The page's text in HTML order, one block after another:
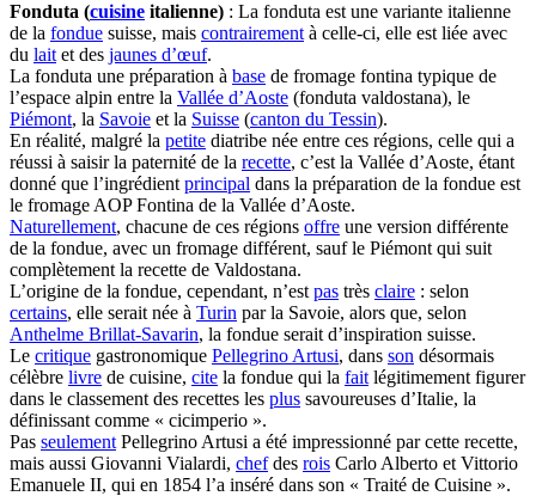
Fonduta (cuisine italienne) : La fonduta est une variante italienne
de la fondue suisse, mais contrairement à celle-ci, elle est liée avec
du lait et des jaunes d’œuf.
La fonduta une préparation à base de fromage fontina typique de
l’espace alpin entre la Vallée d’Aoste (fonduta valdostana), le
Piémont, la Savoie et la Suisse (canton du Tessin).
En réalité, malgré la petite diatribe née entre ces régions, celle qui a
réussi à saisir la paternité de la recette, c’est la Vallée d’Aoste, étant
donné que l’ingrédient principal dans la préparation de la fondue est
le fromage AOP Fontina de la Vallée d’Aoste.
Naturellement, chacune de ces régions offre une version différente
de la fondue, avec un fromage différent, sauf le Piémont qui suit
complètement la recette de Valdostana.
L’origine de la fondue, cependant, n’est pas très claire : selon
certains, elle serait née à Turin par la Savoie, alors que, selon
Anthelme Brillat-Savarin, la fondue serait d’inspiration suisse.
Le critique gastronomique Pellegrino Artusi, dans son désormais
célèbre livre de cuisine, cite la fondue qui la fait légitimement figurer
dans le classement des recettes les plus savoureuses d’Italie, la
définissant comme « cicimperio ».
Pas seulement Pellegrino Artusi a été impressionné par cette recette,
mais aussi Giovanni Vialardi, chefdes rois Carlo Alberto et Vittorio
Emanuele II, qui en 1854 l’a inséré dans son « Traité de Cuisine ».